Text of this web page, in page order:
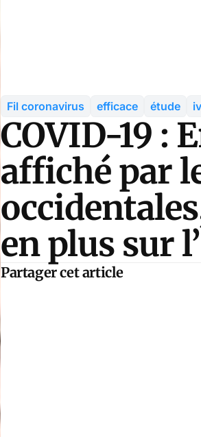
Fil coronavirus efficace étude
COVID-19 :
affiché par
en plus sur
Partager cet article